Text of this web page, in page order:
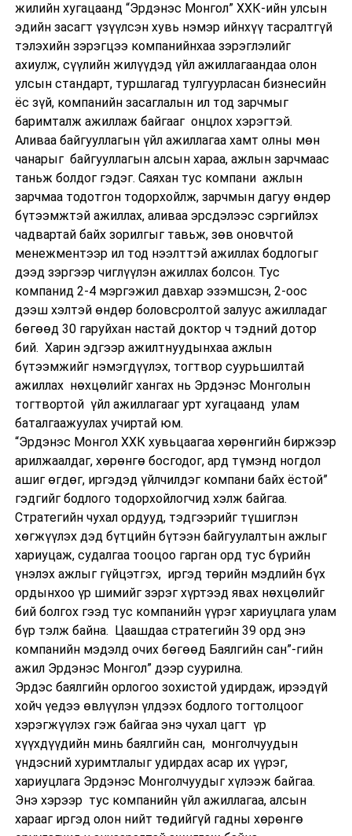
жилийн хугацаанд “Эрдэнэс Монгол” ХХК-ийн улсын
эдийн засагт үзүүлсэн хувь нэмэр ийнхүү тасралтгүй
тэлэхийн зэрэгцээ компанийнхаа зэрэглэлийг
ахиулж, сүүлийн жилүүдэд үйл ажиллагаандаа олон
улсын стандарт, туршлагад тулгуурласан бизнесийн
ёс зүй, компанийн засаглалын ил тод зарчмыг
баримталж ажиллаж байгааг онцлох хэрэгтэй.
Аливаа байгууллагын үйл ажиллагаа хамт олны мөн
чанарыг байгууллагын алсын хараа, ажлын зарчмаас
таньж болдог гэдэг. Саяхан тус компани ажлын
зарчмаа тодотгон тодорхойлж, зарчмын дагуу өндөр
бүтээмжтэй ажиллах, аливаа эрсдэлээс сэргийлэх
чадвартай байх зорилгыг тавьж, зөв оновчтой
менежментээр ил тод нээлттэй ажиллах бодлогыг
дээд зэргээр чиглүүлэн ажиллах болсон. Тус
компанид 2-4 мэргэжил давхар эзэмшсэн, 2-оос
дээш хэлтэй өндөр боловсролтой залуус ажилладаг
бөгөөд 30 гаруйхан настай доктор ч тэдний дотор
бий. Харин эдгээр ажилтнуудынхаа ажлын
бүтээмжийг нэмэгдүүлэх, тогтвор суурьшилтай
ажиллах нөхцөлийг хангах нь Эрдэнэс Монголын
тогтвортой үйл ажиллагааг урт хугацаанд улам
баталгаажуулах учиртай юм.
“Эрдэнэс Монгол ХХК хувьцаагаа хөрөнгийн биржээр
арилжаалдаг, хөрөнгө босгодог, ард түмэнд ногдол
ашиг өгдөг, иргэдэд үйлчилдэг компани байх ёстой”
гэдгийг бодлого тодорхойлогчид хэлж байгаа.
Стратегийн чухал ордууд, тэдгээрийг түшиглэн
хөгжүүлэх дэд бүтцийн бүтээн байгуулалтын ажлыг
хариуцаж, судалгаа тооцоо гарган орд тус бүрийн
үнэлэх ажлыг гүйцэтгэх, иргэд төрийн мэдлийн бүх
ордынхоо үр шимийг зэрэг хүртээд явах нөхцөлийг
бий болгох гээд тус компанийн үүрэг хариуцлага улам
бүр тэлж байна. Цаашдаа стратегийн 39 орд энэ
компанийн мэдэлд очих бөгөөд Баялгийн сан”-гийн
ажил Эрдэнэс Монгол” дээр суурилна.
Эрдэс баялгийн орлогоо зохистой удирдаж, ирээдүй
хойч үедээ өвлүүлэн үлдээх бодлого тогтолцоог
хэрэгжүүлэх гэж байгаа энэ чухал цагт үр
хүүхдүүдийн минь баялгийн сан, монголчуудын
үндэсний хуримтлалыг удирдах асар их үүрэг,
хариуцлага Эрдэнэс Монголчуудыг хүлээж байгаа.
Энэ хэрээр тус компанийн үйл ажиллагаа, алсын
харааг иргэд олон нийт төдийгүй гадны хөрөнгө